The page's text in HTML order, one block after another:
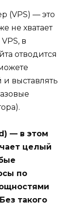
(VPS) — это
не хватает
в
отводится
выставлять
— в этом
целый
по
такого